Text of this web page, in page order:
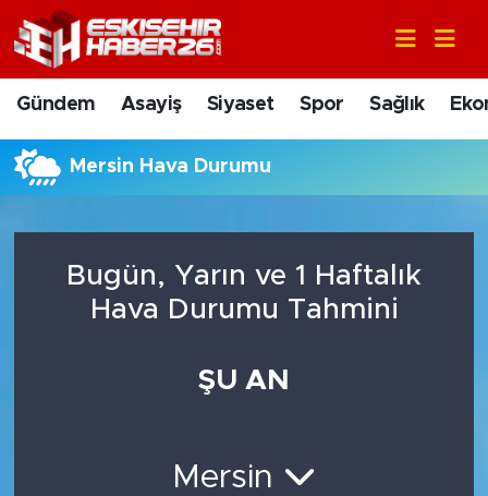
Gündem Asayiş Siyaset Spor Sağlık
Mersin Hava Durumu
Bugün, Yarın ve 1 Haftalık
Hava Durumu Tahmini
ŞU AN
Mersin
Gündem
Asayiş
Siyaset
Sağlık
Nöbetçi Eczaneler
Hava Durumu
Trafik Durumu
Tüm Manşetler